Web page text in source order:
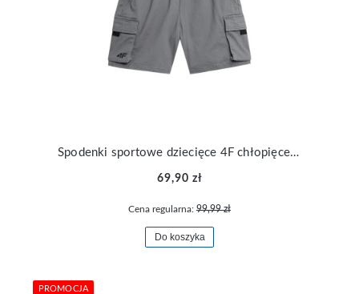
Spodenki sportowe dziecięce 4F chłopięce na co dzień TSHOM022-25S
69,90 zł
Cena regularna: 99,99 zł
Do koszyka
PROMOCJA